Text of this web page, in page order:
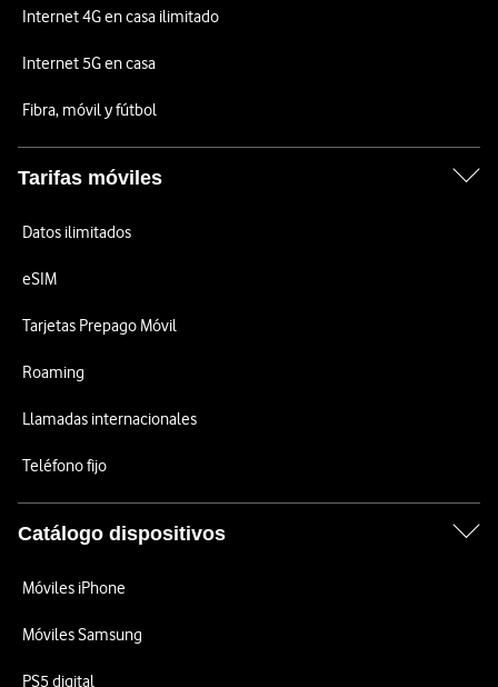
Internet 4G en casa ilimitado
Internet 5G en casa
Fibra, móvil y fútbol
Tarifas móviles
Datos ilimitados
eSIM
Tarjetas Prepago Móvil
Roaming
Llamadas internacionales
Teléfono fijo
Catálogo dispositivos
Móviles iPhone
Móviles Samsung
PS5 digital